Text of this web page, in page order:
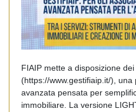
FIAIP mette a disposizione
(https://www.gestifiaip.it/),
avanzata pensata per
immobiliare. La versione